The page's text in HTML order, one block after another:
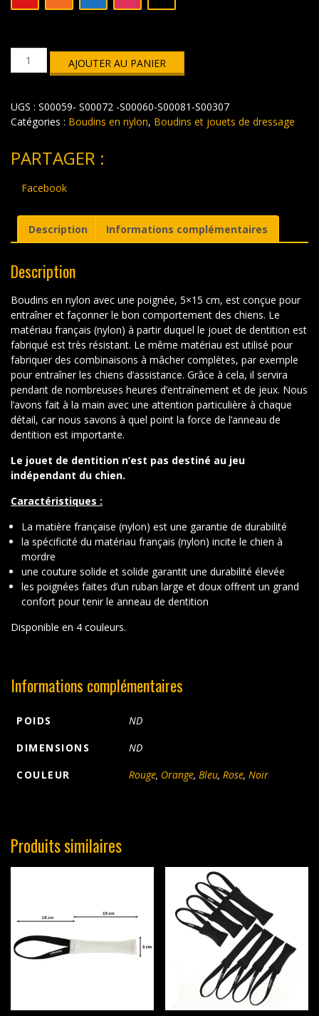
quantité
5x15cm
AJOUTER AU PANIER
UGS : S00059- S00072 -S00060-S00081-S00307
Catégories : Boudins en nylon, Boudins et jouets de dressage
PARTAGER :
Facebook
Description Informations complémentaires
Description
Boudins en nylon avec une poignée, 5×15 cm, est conçue pour
entraîner et façonner le bon comportement des chiens. Le
matériau français (nylon) à partir duquel le jouet de dentition est
fabriqué est très résistant. Le même matériau est utilisé pour
fabriquer des combinaisons à mâcher complètes, par exemple
pour entraîner les chiens d’assistance. Grâce à cela, il servira
pendant de nombreuses heures d’entraînement et de jeux. Nous
l’avons fait à la main avec une attention particulière à chaque
détail, car nous savons à quel point la force de l’anneau de
dentition est importante.
Le jouet de dentition n’est pas destiné au jeu
indépendant du chien.
Caractéristiques :
La matière française (nylon) est une garantie de durabilité
la spécificité du matériau français (nylon) incite le chien à
mordre
une couture solide et solide garantit une durabilité élevée
les poignées faites d’un ruban large et doux offrent un grand
confort pour tenir le anneau de dentition
Disponible en 4 couleurs.
Informations complémentaires
POIDS
ND
DIMENSIONS
ND
COULEUR
Rouge, Orange, Bleu, Rose, Noir
Produits similaires